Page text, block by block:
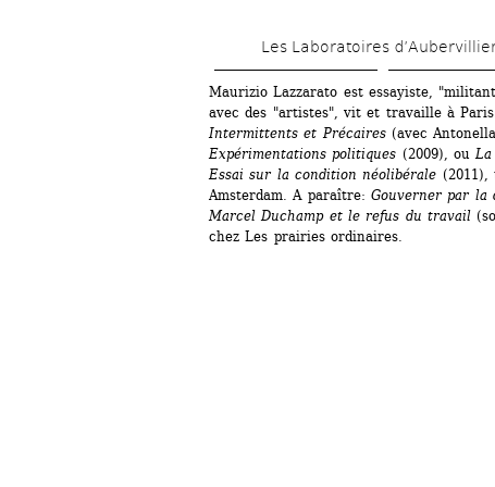
Les Laboratoires
Maurizio Lazzarato est essayiste,
avec des "artistes", vit et travaille à
Intermittents et Précaires(avec
Expérimentations politiques (2009), ou La
Essai sur la condition néolibérale
Amsterdam. A paraître: Gouverner par la
Marcel Duchamp et le refus du travail
chez Les prairies ordinaires.